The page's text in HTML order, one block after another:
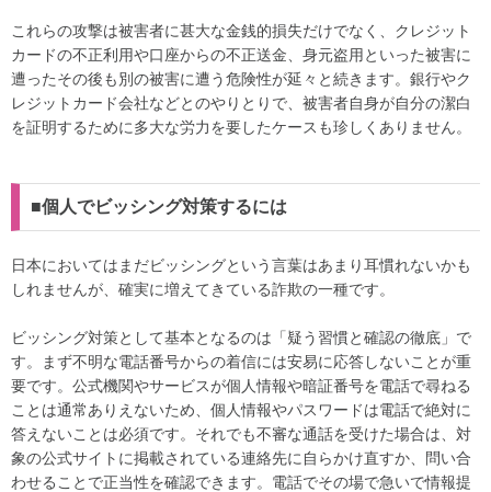
これらの攻撃は被害者に甚大な金銭的損失だけでなく、クレジット
カードの不正利用や口座からの不正送金、身元盗用といった被害に
遭ったその後も別の被害に遭う危険性が延々と続きます。銀行やク
レジットカード会社などとのやりとりで、被害者自身が自分の潔白
を証明するために多大な労力を要したケースも珍しくありません。
■個人でビッシング対策するには
日本においてはまだビッシングという言葉はあまり耳慣れないかも
しれませんが、確実に増えてきている詐欺の一種です。
ビッシング対策として基本となるのは「疑う習慣と確認の徹底」で
す。まず不明な電話番号からの着信には安易に応答しないことが重
要です。公式機関やサービスが個人情報や暗証番号を電話で尋ねる
ことは通常ありえないため、個人情報やパスワードは電話で絶対に
答えないことは必須です。それでも不審な通話を受けた場合は、対
象の公式サイトに掲載されている連絡先に自らかけ直すか、問い合
わせることで正当性を確認できます。電話でその場で急いで情報提